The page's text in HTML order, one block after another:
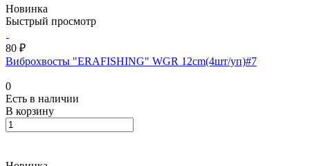
Новинка
Быстрый просмотр
80 ₽
Виброхвосты "ERAFISHING" WGR 12cm(4шт/уп)#7
0
Есть в наличии
В корзину